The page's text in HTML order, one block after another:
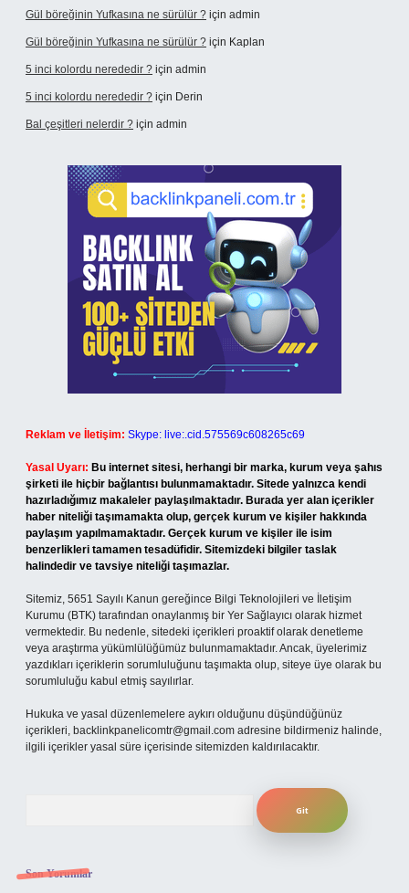
Gül böreğinin Yufkasına ne sürülür ? için admin
Gül böreğinin Yufkasına ne sürülür ? için Kaplan
5 inci kolordu nerededir ? için admin
5 inci kolordu nerededir ? için Derin
Bal çeşitleri nelerdir ? için admin
Reklam ve İletişim: Skype: live:.cid.575569c608265c69
Yasal Uyarı: Bu internet sitesi, herhangi bir marka, kurum veya şahıs
şirketi ile hiçbir bağlantısı bulunmamaktadır. Sitede yalnızca kendi
hazırladığımız makaleler paylaşılmaktadır. Burada yer alan içerikler
haber niteliği taşımamakta olup, gerçek kurum ve kişiler hakkında
paylaşım yapılmamaktadır. Gerçek kurum ve kişiler ile isim
benzerlikleri tamamen tesadüfidir. Sitemizdeki bilgiler taslak
halindedir ve tavsiye niteliği taşımazlar.
Sitemiz, 5651 Sayılı Kanun gereğince Bilgi Teknolojileri ve İletişim
Kurumu (BTK) tarafından onaylanmış bir Yer Sağlayıcı olarak hizmet
vermektedir. Bu nedenle, sitedeki içerikleri proaktif olarak denetleme
veya araştırma yükümlülüğümüz bulunmamaktadır. Ancak, üyelerimiz
yazdıkları içeriklerin sorumluluğunu taşımakta olup, siteye üye olarak bu
sorumluluğu kabul etmiş sayılırlar.
Hukuka ve yasal düzenlemelere aykırı olduğunu düşündüğünüz
içerikleri, backlinkpanelicomtr@gmail.com adresine bildirmeniz halinde,
ilgili içerikler yasal süre içerisinde sitemizden kaldırılacaktır.
Son Yorumlar